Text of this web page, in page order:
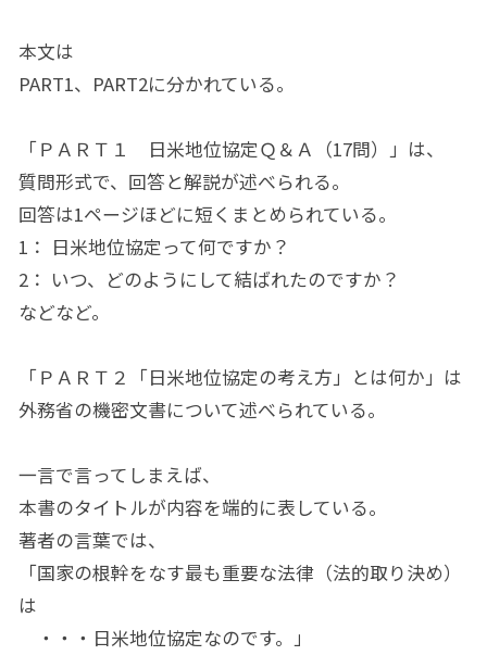
本文は
PART1、PART2に分かれている。
「ＰＡＲＴ１ 日米地位協定Ｑ＆Ａ（17問）」は、
質問形式で、回答と解説が述べられる。
回答は1ページほどに短くまとめられている。
1： 日米地位協定って何ですか？
2： いつ、どのようにして結ばれたのですか？
などなど。
「ＰＡＲＴ２「日米地位協定の考え方」とは何か」は
外務省の機密文書について述べられている。
一言で言ってしまえば、
本書のタイトルが内容を端的に表している。
著者の言葉では、
「国家の根幹をなす最も重要な法律（法的取り決め）
は
・・・日米地位協定なのです。」